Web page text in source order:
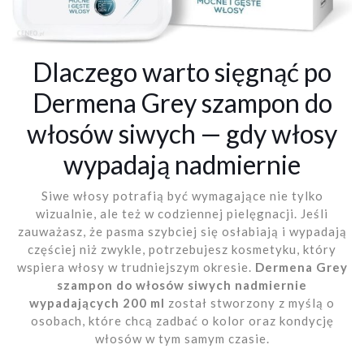
Dlaczego warto sięgnąć po
Dermena Grey szampon do
włosów siwych — gdy włosy
wypadają nadmiernie
Siwe włosy potrafią być wymagające nie tylko
wizualnie, ale też w codziennej pielęgnacji. Jeśli
zauważasz, że pasma szybciej się osłabiają i wypadają
częściej niż zwykle, potrzebujesz kosmetyku, który
wspiera włosy w trudniejszym okresie. Dermena Grey
szampon do włosów siwych nadmiernie
wypadających 200 ml został stworzony z myślą o
osobach, które chcą zadbać o kolor oraz kondycję
włosów w tym samym czasie.